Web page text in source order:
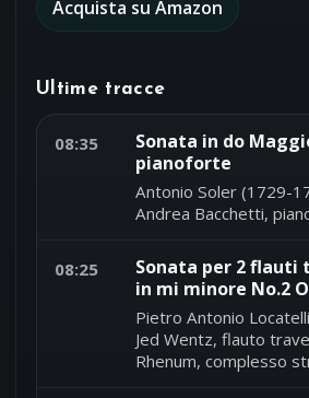
Acquista su Amazon
Ultime tracce
08:35
Sonata in do
pianoforte
Antonio Soler (1729-
Andrea Bacchetti,
08:25
Sonata per 2 flauti
in mi minore No.2
Pietro Antonio
Jed Wentz, flauto
Rhenum, complesso